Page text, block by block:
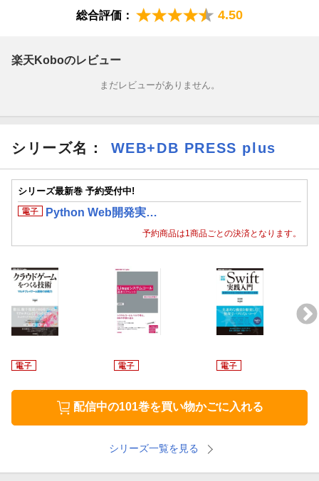
総合評価： 4.50
楽天Koboのレビュー
まだレビューがありません。
シリーズ名： WEB+DB PRESS plus
シリーズ最新巻 予約受付中!
Python Web開発実…
予約商品は1商品ごとの決済となります。
配信中の101巻を買い物かごに入れる
シリーズ一覧を見る